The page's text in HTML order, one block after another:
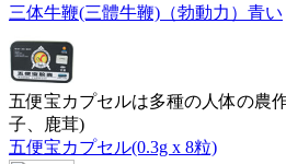
三体牛鞭(三體牛鞭)（勃動力）青い
五便宝カプセルは多種の人体の農
子、鹿茸)
五便宝カプセル(0.3g x 8粒)